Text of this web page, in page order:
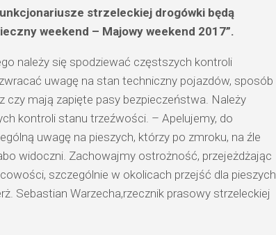
strzeleckiej drogówki będą
weekend – Majowy weekend 2017”.
należy się spodziewać częstszych kontroli
uwagę na stan techniczny pojazdów, sposób
czy mają zapięte pasy bezpieczeństwa. Należy
kontroli stanu trzeźwości. – Apelujemy, do
uwagę na pieszych, którzy po zmroku, na źle
widoczni. Zachowajmy ostrożność, przejeżdżając
szczególnie w okolicach przejść dla pieszych
Sebastian Warzecha,rzecznik prasowy strzeleckiej